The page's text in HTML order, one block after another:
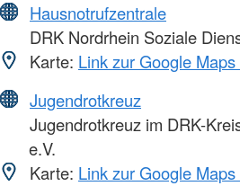
Hausnotrufzentrale
DRK Nordrhein Soziale
Karte: Link zur Google
Jugendrotkreuz
Jugendrotkreuz im DRK-
e.V.
Karte: Link zur Google